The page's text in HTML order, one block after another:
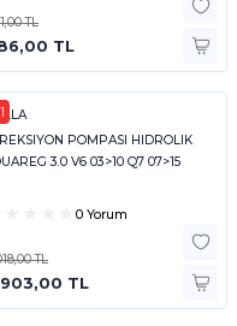
TL
TL
POMPASI HIDROLIK
3.0 V6 03>10 Q7 07>15
0 Yorum
TL
TL